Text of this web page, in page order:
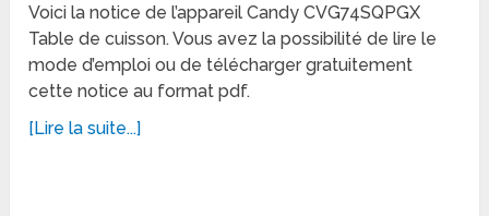
Voici la notice de l’appareil Candy CVG74SQPGX
Table de cuisson. Vous avez la possibilité de lire le
mode d’emploi ou de télécharger gratuitement
cette notice au format pdf.
[Lire la suite...]